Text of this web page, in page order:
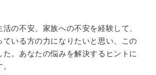
の不安、家族への不安を経験して、
ている方の力になりたいと思い、この
た。あなたの悩みを解決するヒントに